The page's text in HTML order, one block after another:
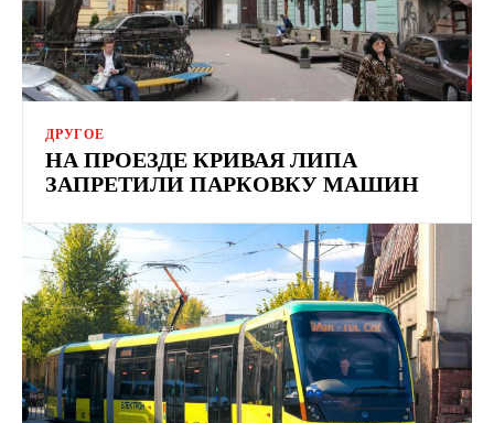
ДРУГОЕ
НА ПРОЕЗДЕ КРИВАЯ ЛИПА
ЗАПРЕТИЛИ ПАРКОВКУ МАШИН